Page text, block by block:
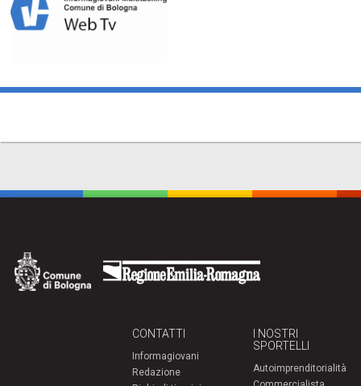
CONTATTI
Informagiovani
Redazione
I NOSTRI
SPORTELLI
Autoimprenditorialità